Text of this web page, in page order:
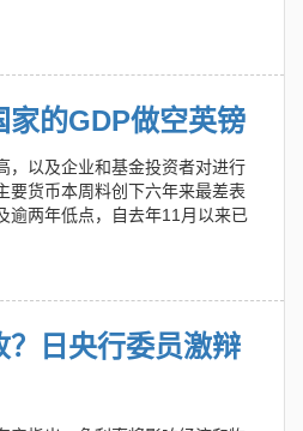
家的GDP做空英镑
，以及企业和基金投资者对进行
要货币本周料创下六年来最差表
逾两年低点，自去年11月以来已
？日央行委员激辩